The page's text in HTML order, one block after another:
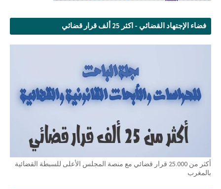
فضاء الإجتهاد القضائي - اكثر 25 ألف قرار قضائي
أكثر من 25.000 قرار قضائي مع منصة المجلس الأعلى للسبطة القضائية
بالمغرب